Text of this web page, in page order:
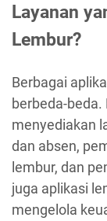
Layanan
Lembur?
Berbagai
berbeda-
menyediakan
dan absen,
lembur, dan
juga aplikasi
mengelola